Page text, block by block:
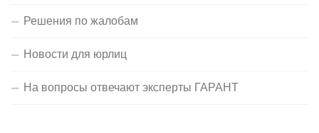
Решения по жалобам
Новости для юрлиц
На вопросы отвечают эксперты ГАРАНТ